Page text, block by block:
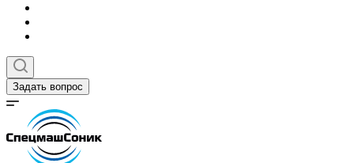
Задать вопрос